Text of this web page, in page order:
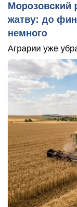
Морозовский
жатву: до
немного
Аграрии уже